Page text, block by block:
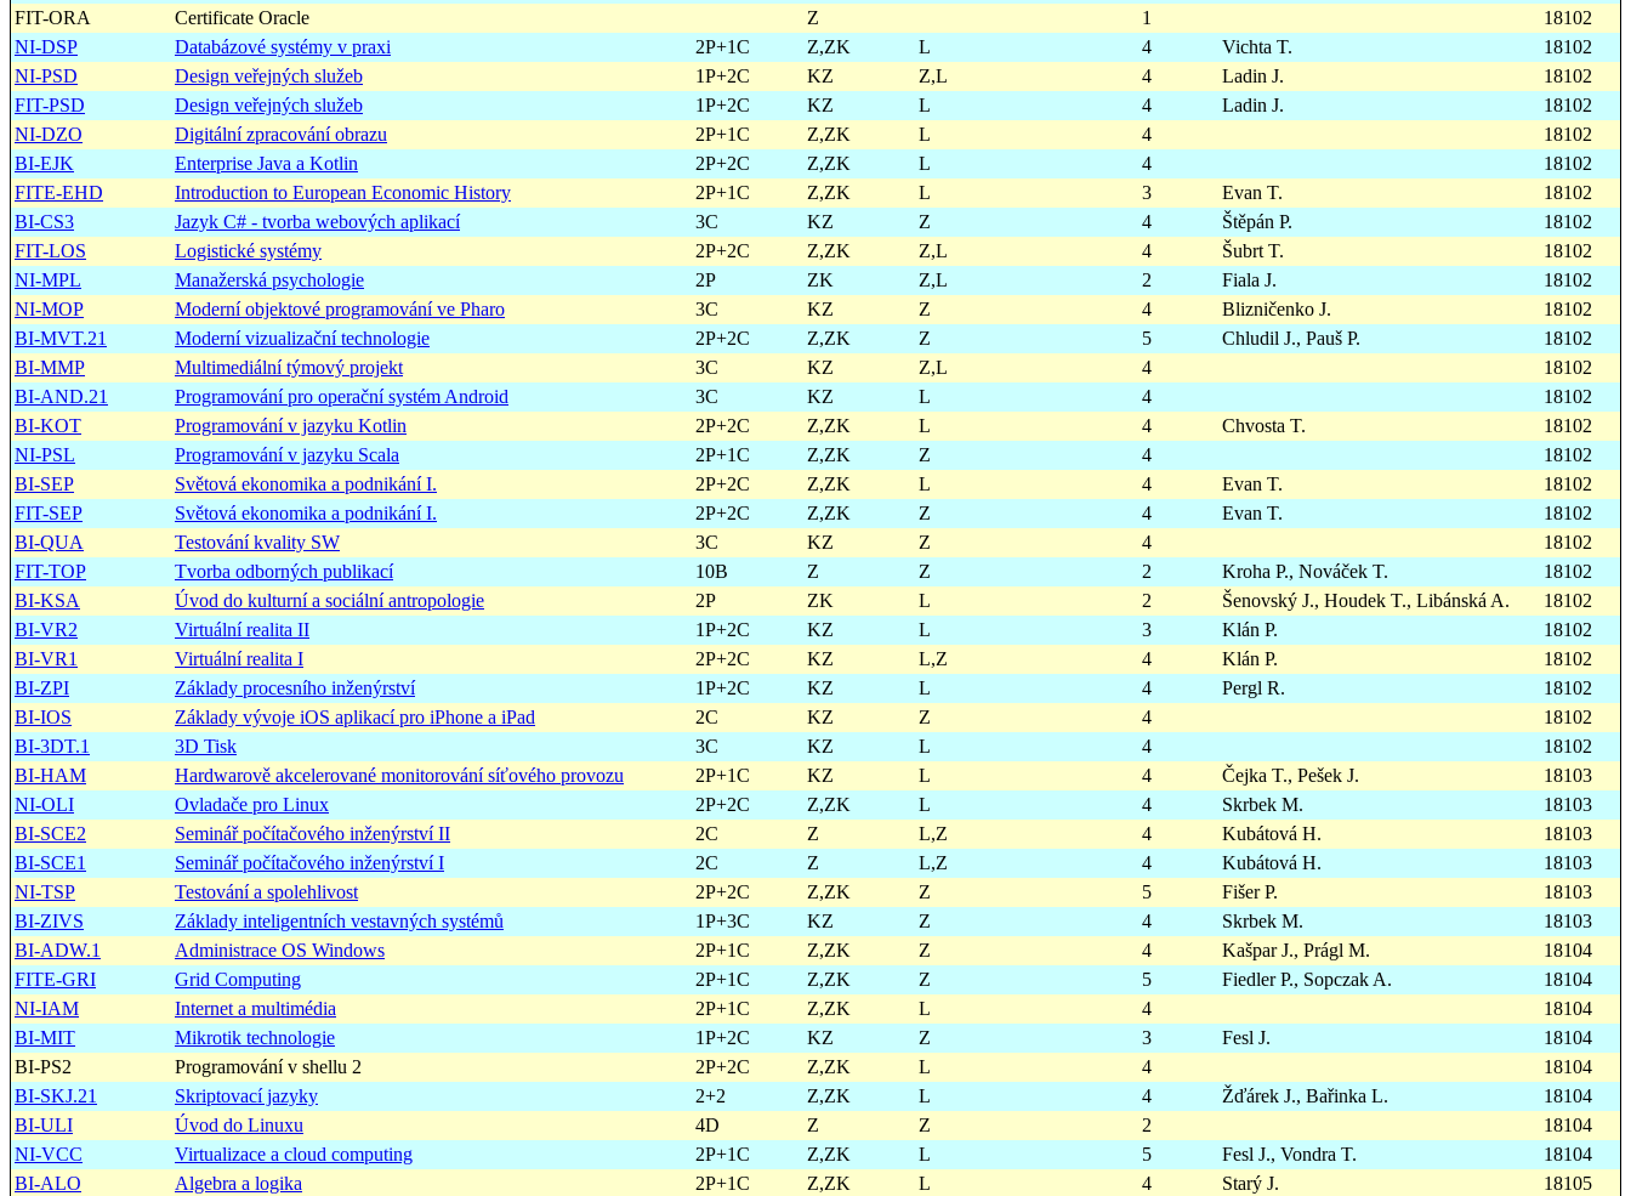
FIT-ORA
Certificate Oracle Z 1
18102
NI-DSP
Databázové systémy v praxi 2P+1C Z,ZK L 4 Vichta T.
18102
NI-PSD
Design veřejných služeb 1P+2C KZ Z,L 4 Ladin J.
18102
FIT-PSD
Design veřejných služeb 1P+2C KZ L 4 Ladin J.
18102
NI-DZO
Digitální zpracování obrazu 2P+1C Z,ZK L 4
18102
BI-EJK
Enterprise Java a Kotlin 2P+2C Z,ZK L 4
18102
FITE-EHD
Introduction to European Economic History 2P+1C Z,ZK L 3 Evan T.
18102
BI-CS3
Jazyk C# - tvorba webových aplikací 3C KZ Z 4 Štěpán P.
18102
FIT-LOS
Logistické systémy 2P+2C Z,ZK Z,L 4 Šubrt T.
18102
NI-MPL
Manažerská psychologie 2P ZK Z,L 2 Fiala J.
18102
NI-MOP
Moderní objektové programování ve Pharo 3C KZ Z 4 Blizničenko J.
18102
BI-MVT.21
Moderní vizualizační technologie 2P+2C Z,ZK Z 5 Chludil J., Pauš P.
18102
BI-MMP
Multimediální týmový projekt 3C KZ Z,L 4
18102
BI-AND.21
Programování pro operační systém Android 3C KZ L 4
18102
BI-KOT
Programování v jazyku Kotlin 2P+2C Z,ZK L 4 Chvosta T.
18102
NI-PSL
Programování v jazyku Scala 2P+1C Z,ZK Z 4
18102
BI-SEP
Světová ekonomika a podnikání I. 2P+2C Z,ZK L 4 Evan T.
18102
FIT-SEP
Světová ekonomika a podnikání I. 2P+2C Z,ZK Z 4 Evan T.
18102
BI-QUA
Testování kvality SW 3C KZ Z 4
18102
FIT-TOP
Tvorba odborných publikací 10B Z Z 2 Kroha P., Nováček T.
18102
BI-KSA
Úvod do kulturní a sociální antropologie 2P ZK L 2 Šenovský J., Houdek T., Libánská A.
18102
BI-VR2
Virtuální realita II 1P+2C KZ L 3 Klán P.
18102
BI-VR1
Virtuální realita I 2P+2C KZ L,Z 4 Klán P.
18102
BI-ZPI
Základy procesního inženýrství 1P+2C KZ L 4 Pergl R.
18102
BI-IOS
Základy vývoje iOS aplikací pro iPhone a iPad 2C KZ Z 4
18102
BI-3DT.1
3D Tisk 3C KZ L 4
18102
BI-HAM
Hardwarově akcelerované monitorování síťového provozu 2P+1C KZ L 4 Čejka T., Pešek J.
18103
NI-OLI
Ovladače pro Linux 2P+2C Z,ZK L 4 Skrbek M.
18103
BI-SCE2
Seminář počítačového inženýrství II 2C Z L,Z 4 Kubátová H.
18103
BI-SCE1
Seminář počítačového inženýrství I 2C Z L,Z 4 Kubátová H.
18103
NI-TSP
Testování a spolehlivost 2P+2C Z,ZK Z 5 Fišer P.
18103
BI-ZIVS
Základy inteligentních vestavných systémů 1P+3C KZ Z 4 Skrbek M.
18103
BI-ADW.1
Administrace OS Windows 2P+1C Z,ZK Z 4 Kašpar J., Prágl M.
18104
FITE-GRI
Grid Computing 2P+1C Z,ZK Z 5 Fiedler P., Sopczak A.
18104
NI-IAM
Internet a multimédia 2P+1C Z,ZK L 4
18104
BI-MIT
Mikrotik technologie 1P+2C KZ Z 3 Fesl J.
18104
BI-PS2
Programování v shellu 2 2P+2C Z,ZK L 4
18104
BI-SKJ.21
Skriptovací jazyky 2+2 Z,ZK L 4 Žďárek J., Bařinka L.
18104
BI-ULI
Úvod do Linuxu 4D Z Z 2
18104
NI-VCC
Virtualizace a cloud computing 2P+1C Z,ZK L 5 Fesl J., Vondra T.
18104
BI-ALO
Algebra a logika 2P+1C Z,ZK L 4 Starý J.
18105